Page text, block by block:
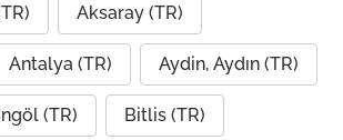
Aksaray (TR)
Antalya (TR) Aydin, Aydın (TR)
(TR) Bitlis (TR)